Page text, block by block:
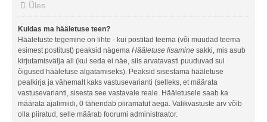
Üles
Kuidas ma hääletuse teen?
Hääletuste tegemine on lihte - kui postitad teema (või muudad teema
esimest postitust) peaksid nägema Hääletuse lisamine sakki, mis asub
kirjutamisvälja all (kui seda ei näe, siis arvatavasti puuduvad sul
õigused hääletuse algatamiseks). Peaksid sisestama hääletuse
pealkirja ja vähemalt kaks vastusevarianti (selleks, et määrata
vastusevarianti, sisesta see vastavale reale. Hääletusele saab ka
määrata ajalimiidi, 0 tähendab piiramatut aega. Valikvastuste arv võib
olla piiratud, selle määrab foorumi administraator.